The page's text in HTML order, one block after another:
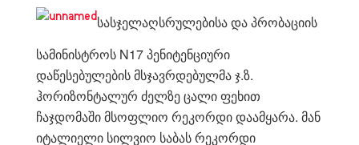
სასჯელაღსრულებისა და პრობაციის
სამინისტროს N17 პენიტენციური
დაწესებულების მსჯავრდებულმა ჯ.ზ.
ჰორიზონტალურ ძელზე ცალი ფეხით
ჩაჯდომაში მსოფლიო რეკორდი დაამყარა. მან
იტალიელი სილვიო საბას რეკორდი